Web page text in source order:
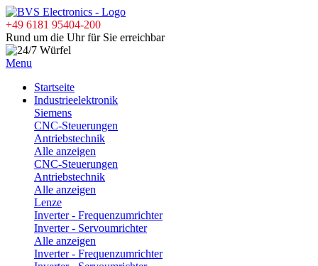
+49 6181 95404-200
Rund um die Uhr für Sie erreichbar
Menu
Startseite
Industrieelektronik
Siemens
CNC-Steuerungen
Antriebstechnik
Alle anzeigen
CNC-Steuerungen
Antriebstechnik
Alle anzeigen
Lenze
Inverter - Frequenzumrichter
Inverter - Servoumrichter
Alle anzeigen
Inverter - Frequenzumrichter